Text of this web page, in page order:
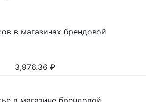
в магазинах брендовой
3,976.36 ₽
в магазине брендовой